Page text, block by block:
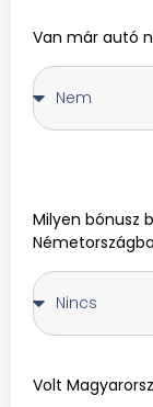
Van már autó
Milyen bónusz
Volt